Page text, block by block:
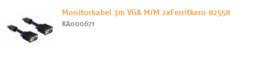
Monitorkabel 3m VGA M/M 2xFerritkern 82558
KA000671